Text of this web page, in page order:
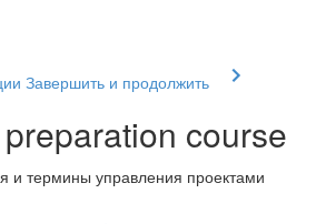
Завершить и продолжить
course
и термины управления проектами